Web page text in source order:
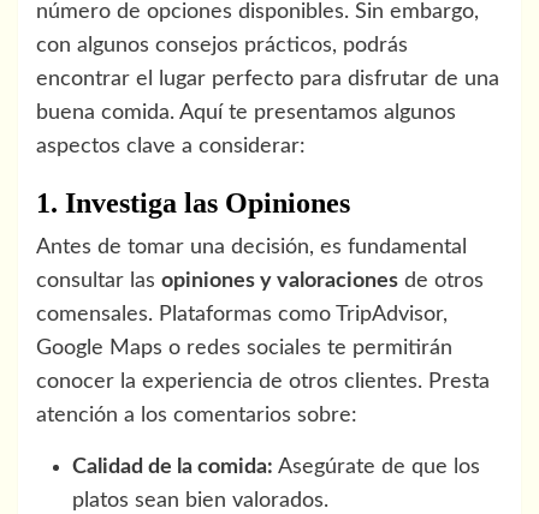
número de opciones disponibles. Sin embargo,
con algunos consejos prácticos, podrás
encontrar el lugar perfecto para disfrutar de una
buena comida. Aquí te presentamos algunos
aspectos clave a considerar:
1. Investiga las Opiniones
Antes de tomar una decisión, es fundamental
consultar las opiniones y valoraciones de otros
comensales. Plataformas como TripAdvisor,
Google Maps o redes sociales te permitirán
conocer la experiencia de otros clientes. Presta
atención a los comentarios sobre:
Calidad de la comida: Asegúrate de que los
platos sean bien valorados.